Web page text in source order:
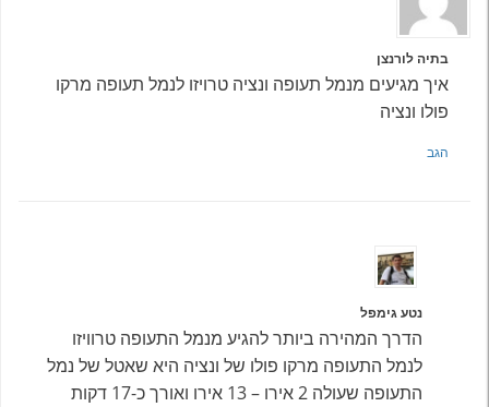
בתיה לורנצן
איך מגיעים מנמל תעופה ונציה טרויזו לנמל תעופה מרקו
פולו ונציה
הגב
נטע גימפל
הדרך המהירה ביותר להגיע מנמל התעופה טרוויזו
לנמל התעופה מרקו פולו של ונציה היא שאטל של נמל
התעופה שעולה 2 אירו – 13 אירו ואורך כ-17 דקות